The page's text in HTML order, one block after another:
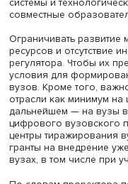
с другими вузами в
«У нас есть целая
для
что все это на базе
чтобы это все
сервисов. Нужно
использовать эти
методологию
которые помогают
представителям
системах», —